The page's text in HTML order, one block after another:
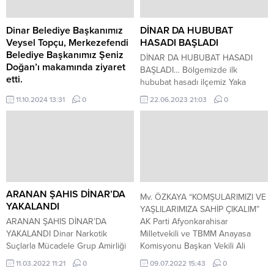
Dinar Belediye Başkanımız
Veysel Topçu, Merkezefendi
Belediye Başkanımız Şeniz
Doğan’ı makamında ziyaret
etti.
Dinar Belediye Başkanımız Veysel
Topçu, Merkezefendi Belediye
görüş alışverişinde bulunuldu.
Görüşmede, belediyelerin hizmet
kalitesini artırmak ve vatandaşlara
daha etkili hizmet sunabilmek
amacıyla yapılabilecek projeler
üzerine konuşuldu. Belediye
Başkanımız Veysel Topçu,
11.10.2024 13:31 0
DİNAR DA HUBUBAT
HASADI BAŞLADI
DİNAR DA HUBUBAT HASADI
BAŞLADI… Bölgemizde ilk
hububat hasadı ilçemiz Yaka
Köyünde başladı. Bölgemizde
yağışların bitmesi sonrasında
olgunluk kontrolleri sonrası
hareket edilmesi tavsiye edilir.
TÜM ÜRETİCİLERİMİZE BOL
BEREKETLİ BİR SEZON DİLERİZ....
22.06.2023 21:03 0
ARANAN ŞAHIS DİNAR’DA
YAKALANDI
ARANAN ŞAHIS DİNAR’DA
YAKALANDI Dinar Narkotik
Suçlarla Mücadele Grup Amirliği
görevlilerince 01.03.2022
11.03.2022 11:21 0
Mv. ÖZKAYA “KOMŞULARIMIZI VE
YAŞLILARIMIZA SAHİP ÇIKALIM”
AK Parti Afyonkarahisar
Milletvekili ve TBMM Anayasa
Komisyonu Başkan Vekili Ali
Özkaya, Kurban Bayramı
09.07.2022 15:43 0